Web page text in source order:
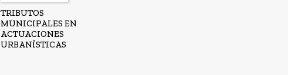
TRIBUTOS
MUNICIPALES EN
ACTUACIONES
URBANÍSTICAS